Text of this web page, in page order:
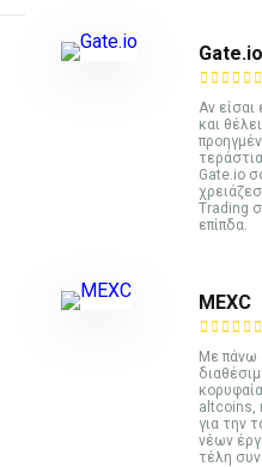
Gate.io
Αν είσαι
και
Gate.io
Trading
επίπδα.
MEXC
Με πάνω
altcoins,
για την
νέων
τέλη